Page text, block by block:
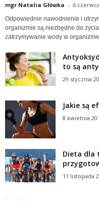
mgr Natalia Główka - 6
Odpowiednie nawodnienie i
organizmie są niezbędne do
zatrzymywanie wody w
to są
29 stycznia
Jakie są
8 kwietnia
Dieta dla
11 listopada